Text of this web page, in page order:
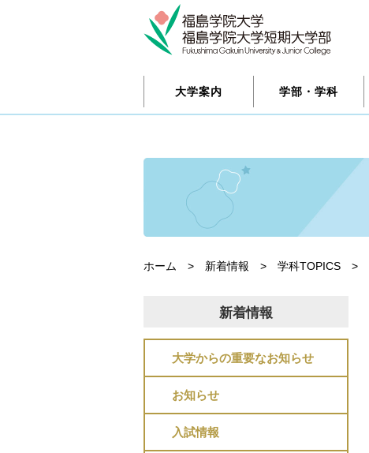
大学案内 学部・学科
ホーム > 新着情報 > 学科TOPICS >
新着情報
大学からの重要なお知らせ
お知らせ
入試情報